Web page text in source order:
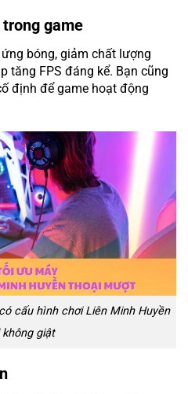
game
bóng, giảm chất lượng
tăng FPS đáng kể. Bạn cũng
định để game hoạt động
cấu hình chơi Liên Minh Huyền
không giật